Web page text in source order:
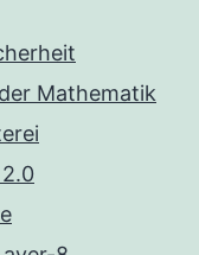
Mathematik